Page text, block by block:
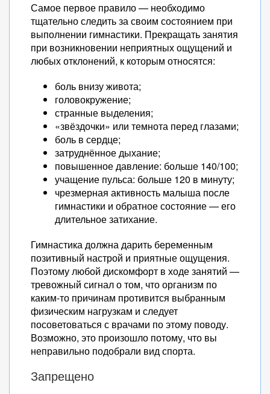
Самое первое правило — необходимо
тщательно следить за своим состоянием при
выполнении гимнастики. Прекращать занятия
при возникновении неприятных ощущений и
любых отклонений, к которым относятся:
боль внизу живота;
головокружение;
странные выделения;
«звёздочки» или темнота перед глазами;
боль в сердце;
затруднённое дыхание;
повышенное давление: больше 140/100;
учащение пульса: больше 120 в минуту;
чрезмерная активность малыша после
гимнастики и обратное состояние — его
длительное затихание.
Гимнастика должна дарить беременным
позитивный настрой и приятные ощущения.
Поэтому любой дискомфорт в ходе занятий —
тревожный сигнал о том, что организм по
каким-то причинам противится выбранным
физическим нагрузкам и следует
посоветоваться с врачами по этому поводу.
Возможно, это произошло потому, что вы
неправильно подобрали вид спорта.
Запрещено